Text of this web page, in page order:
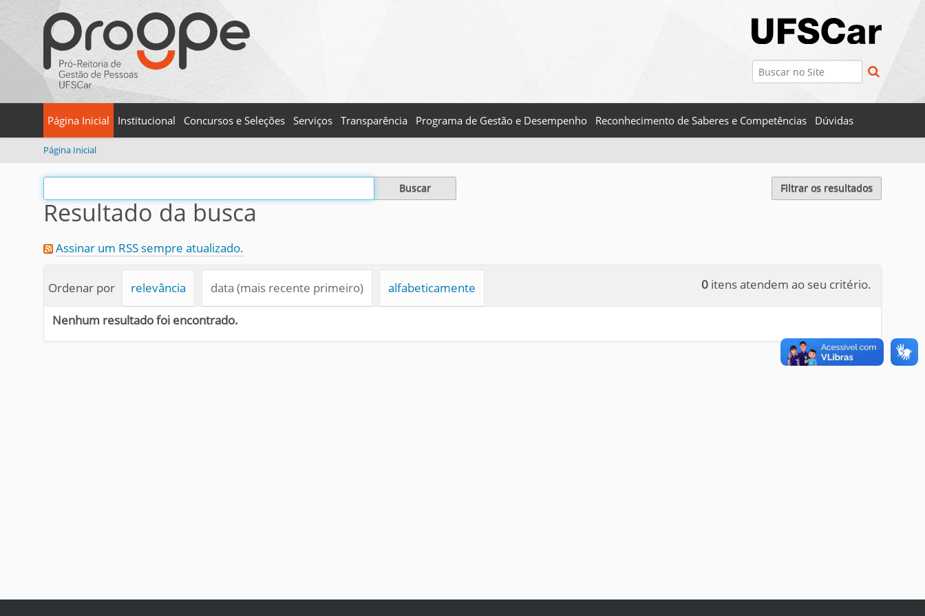
Busca
Página Inicial Institucional Concursos e Seleções Serviços Transparência Programa de Gestão e Desempenho Reconhecimento de Saberes e Competências Dúvidas
V
c
e
s
á
i
Página Inicial
Filtrar os resultados
Resultado da busca
Assinar um RSS sempre atualizado.
0 itens atendem ao seu critério.
Ordenar por relevância data (mais recente primeiro) alfabeticamente
Nenhum resultado foi encontrado.